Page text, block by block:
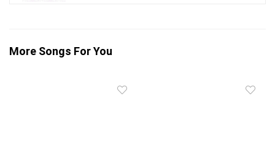
More Songs For You